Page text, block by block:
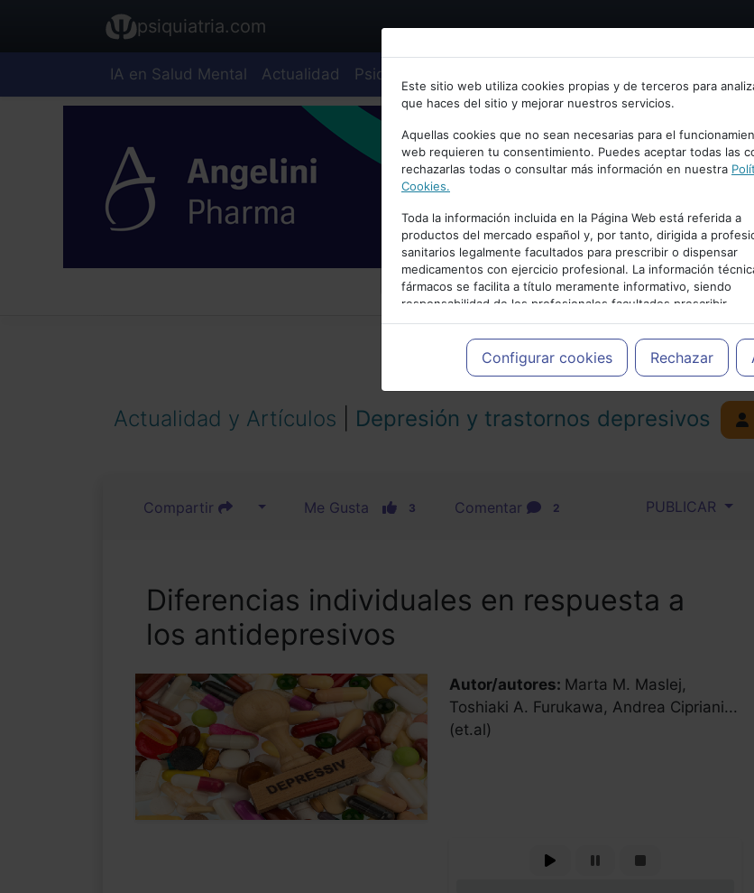
Bienvenid@ a psiquiatria.com
Escribe tu Email
Accede o regístrate con tu email.
psiquiatria.com
IA en Salud Mental Actualidad Psiquiatría
Este sitio web utiliza cookies propias y de terceros para
que haces del sitio y mejorar nuestros servicios.
Aquellas cookies que no sean necesarias para el
web requieren tu consentimiento. Puedes aceptar todas las
rechazarlas todas o consultar más información en nuestra
Cookies.
Toda la información incluida en la Página Web está referida a
productos del mercado español y, por tanto, dirigida a
sanitarios legalmente facultados para prescribir o dispensar
medicamentos con ejercicio profesional. La información
fármacos se facilita a título meramente informativo, siendo
responsabilidad de los profesionales facultados prescribir
medicamentos y decidir, en cada caso concreto, el
adecuado a las necesidades del paciente.
Configurar cookies Rechazar
PUBLICIDAD
Actualidad y Artículos Depresión y trastornos depresivos
Compartir Me Gusta 3 Comentar 2 PUBLICAR
Diferencias individuales en respuesta a
los antidepresivos
Autor/autores: Marta M. Maslej,
Toshiaki A. Furukawa, Andrea Cipriani...
(et.al)